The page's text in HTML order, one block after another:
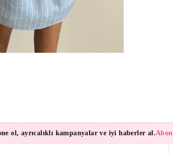
ayrıcalıklı kampanyalar ve iyi haberler al.